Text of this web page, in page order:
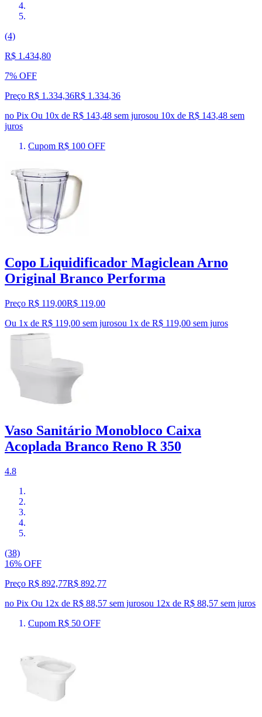
(4)
R$ 1.434,80
7% OFF
Preço R$ 1.334,36R$ 1.334,36
no Pix Ou 10x de R$ 143,48 sem jurosou 10x de R$ 143,48 sem
juros
Cupom R$ 100 OFF
Copo Liquidificador Magiclean Arno
Original Branco Performa
Preço R$ 119,00R$ 119,00
Ou 1x de R$ 119,00 sem jurosou 1x de R$ 119,00 sem juros
Vaso Sanitário Monobloco Caixa
Acoplada Branco Reno R 350
4.8
(38)
16% OFF
Preço R$ 892,77R$ 892,77
no Pix Ou 12x de R$ 88,57 sem jurosou 12x de R$ 88,57 sem juros
Cupom R$ 50 OFF